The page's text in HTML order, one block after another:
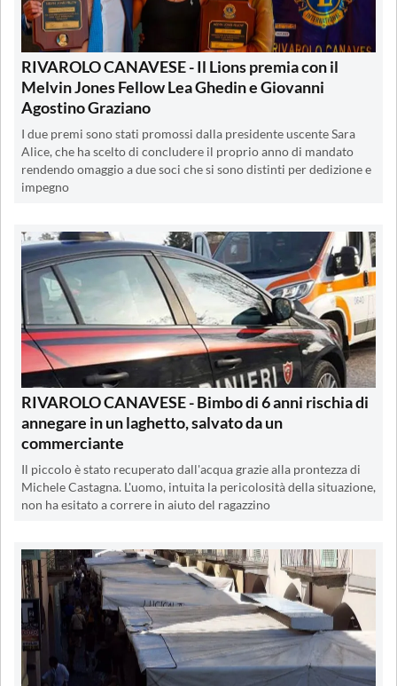
RIVAROLO CANAVESE - Il Lions premia con il
Melvin Jones Fellow Lea Ghedin e Giovanni
Agostino Graziano
I due premi sono stati promossi dalla presidente uscente Sara
Alice, che ha scelto di concludere il proprio anno di mandato
rendendo omaggio a due soci che si sono distinti per dedizione e
impegno
RIVAROLO CANAVESE - Bimbo di 6 anni rischia di
annegare in un laghetto, salvato da un
commerciante
Il piccolo è stato recuperato dall'acqua grazie alla prontezza di
Michele Castagna. L'uomo, intuita la pericolosità della situazione,
non ha esitato a correre in aiuto del ragazzino